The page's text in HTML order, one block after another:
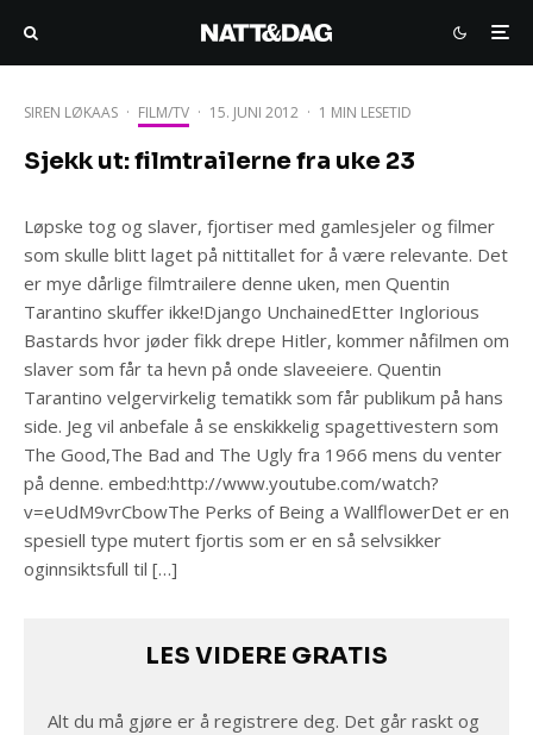
SIREN LØKAAS · FILM/TV · 15. JUNI 2012 · 1 MIN LESETID
Sjekk ut: filmtrailerne fra uke 23
Løpske tog og slaver, fjortiser med gamlesjeler og filmer
som skulle blitt laget på nittitallet for å være relevante. Det
er mye dårlige filmtrailere denne uken, men Quentin
Tarantino skuffer ikke!Django UnchainedEtter Inglorious
Bastards hvor jøder fikk drepe Hitler, kommer nåfilmen om
slaver som får ta hevn på onde slaveeiere. Quentin
Tarantino velgervirkelig tematikk som får publikum på hans
side. Jeg vil anbefale å se enskikkelig spagettivestern som
The Good,The Bad and The Ugly fra 1966 mens du venter
på denne. embed:http://www.youtube.com/watch?
v=eUdM9vrCbowThe Perks of Being a WallflowerDet er en
spesiell type mutert fjortis som er en så selvsikker
oginnsiktsfull til […]
LES VIDERE GRATIS
Alt du må gjøre er å registrere deg. Det går raskt og